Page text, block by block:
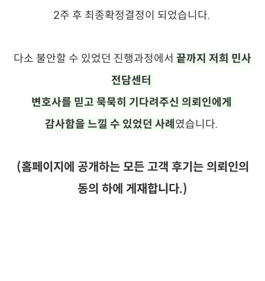
2주 후 최종확정결정이 되었습니다.
다소 불안할 수 있었던 진행과정에서 끝까지 저희 민사
전담센터
변호사를 믿고 묵묵히 기다려주신 의뢰인에게
감사함을 느낄 수 있었던 사례 였습니다.
(홈페이지에 공개하는 모든 고객 후기는 의뢰인의
동의 하에 게재합니다.)